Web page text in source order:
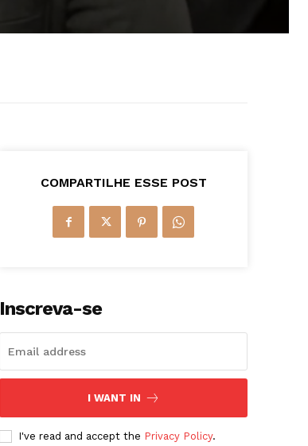
COMPARTILHE ESSE POST
Inscreva-se
I WANT IN
I've read and accept the Privacy Policy.